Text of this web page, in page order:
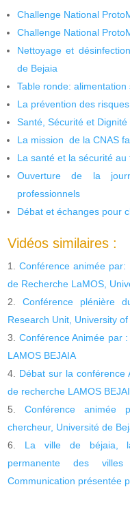
Challenge National
Challenge National
Nettoyage et
de Bejaia
Table ronde:
La prévention des
Santé, Sécurité et
La mission de la CNAS
La santé et la sécurité
Ouverture de la
professionnels
Débat et échanges pour
Vidéos similaires :
Conférence animée par:
de Recherche LaMOS,
Conférence plénière
Research Unit, University of
Conférence Animée par
LAMOS BEJAIA
Débat sur la conférence
de recherche LAMOS
Conférence animée
chercheur, Université de
La ville de béjaia,
permanente des
Communication présentée